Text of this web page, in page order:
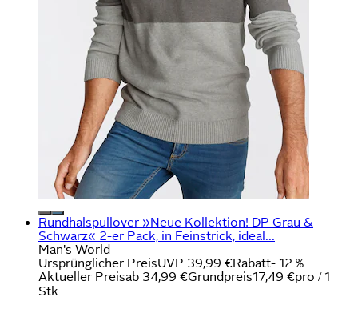
Rundhalspullover »Neue Kollektion! DP Grau &
Schwarz« 2-er Pack, in Feinstrick, ideal...
Man's World
Ursprünglicher PreisUVP 39,99 €Rabatt- 12 %
Aktueller Preisab 34,99 €Grundpreis17,49 €pro / 1
Stk